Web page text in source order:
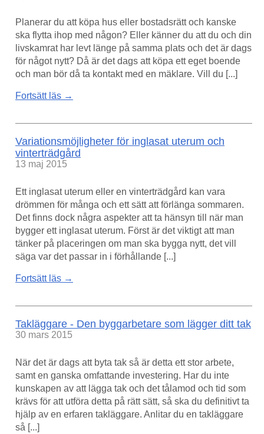
Planerar du att köpa hus eller bostadsrätt och kanske
ska flytta ihop med någon? Eller känner du att du och din
livskamrat har levt länge på samma plats och det är dags
för något nytt? Då är det dags att köpa ett eget boende
och man bör då ta kontakt med en mäklare. Vill du [...]
Fortsätt läs →
Variationsmöjligheter för inglasat uterum och
vinterträdgård
13 maj 2015
Ett inglasat uterum eller en vinterträdgård kan vara
drömmen för många och ett sätt att förlänga sommaren.
Det finns dock några aspekter att ta hänsyn till när man
bygger ett inglasat uterum. Först är det viktigt att man
tänker på placeringen om man ska bygga nytt, det vill
säga var det passar in i förhållande [...]
Fortsätt läs →
Takläggare - Den byggarbetare som lägger ditt tak
30 mars 2015
När det är dags att byta tak så är detta ett stor arbete,
samt en ganska omfattande investering. Har du inte
kunskapen av att lägga tak och det tålamod och tid som
krävs för att utföra detta på rätt sätt, så ska du definitivt ta
hjälp av en erfaren takläggare. Anlitar du en takläggare
så [...]